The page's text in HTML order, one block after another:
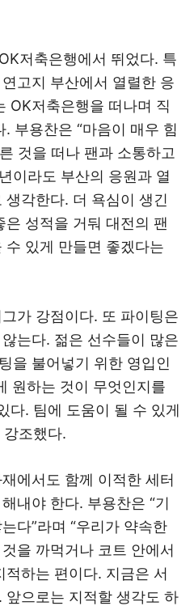
저축은행에서 뛰었다. 특
고지 부산에서 열렬한 응
OK저축은행을 떠나며 직
부용찬은 “마음이 매우 힘
것을 떠나 팬과 소통하고
이라도 부산의 응원과 열
각한다. 더 욕심이 생긴
성적을 거둬 대전의 팬
수 있게 만들면 좋겠다는
가 강점이다. 또 파이팅은
는다. 젊은 선수들이 많은
을 불어넣기 위한 영입인
원하는 것이 무엇인지를
다. 팀에 도움이 될 수 있게
강조했다.
에서도 함께 이적한 세터
내야 한다. 부용찬은 “기
다”라며 “우리가 약속한
을 까먹거나 코트 안에서
하는 편이다. 지금은 서
앞으로는 지적할 생각도 하